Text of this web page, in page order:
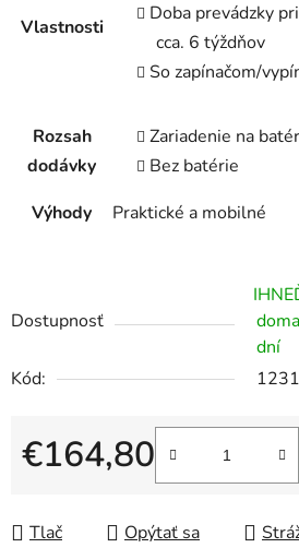
Vlastnosti
Doba prevádzky
cca. 6 týždňov
So zapínačom/
Rozsah
dodávky
Zariadenie na
Bez batérie
Výhody
Praktické a mobilné
Dostupnosť
dní
Kód:
€164,80
Tlač Opýtať sa